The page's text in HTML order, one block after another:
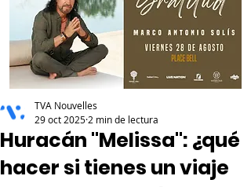
Huracán "Melissa": ¿qué
hacer si tienes un viaje
TVA Nouvelles
29 oct 2025 2 min de lectura